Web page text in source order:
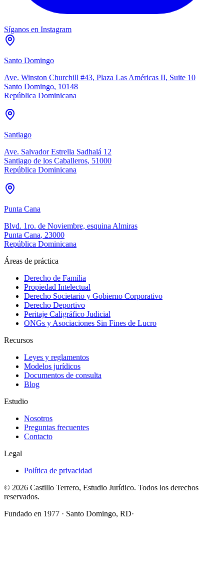
Síganos en Instagram
Santo Domingo
Ave. Winston Churchill #43, Plaza Las Américas II, Suite 10
Santo Domingo, 10148
República Dominicana
Santiago
Ave. Salvador Estrella Sadhalá 12
Santiago de los Caballeros, 51000
República Dominicana
Punta Cana
Blvd. 1ro. de Noviembre, esquina Almiras
Punta Cana, 23000
República Dominicana
Áreas de práctica
Derecho de Familia
Propiedad Intelectual
Derecho Societario y Gobierno Corporativo
Derecho Deportivo
Peritaje Caligráfico Judicial
ONGs y Asociaciones Sin Fines de Lucro
Recursos
Leyes y reglamentos
Modelos jurídicos
Documentos de consulta
Blog
Estudio
Nosotros
Preguntas frecuentes
Contacto
Legal
Política de privacidad
© 2026 Castillo Terrero, Estudio Jurídico. Todos los derechos
reservados.
Fundado en 1977 · Santo Domingo, RD·